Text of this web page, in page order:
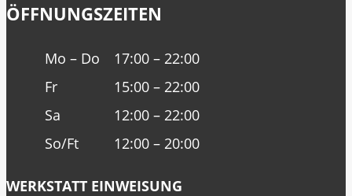
ÖFFNUNGSZEITEN
Mo – Do
17:00 – 22:00
Fr
15:00 – 22:00
Sa
12:00 – 22:00
So/Ft
12:00 – 20:00
WERKSTATT EINWEISUNG